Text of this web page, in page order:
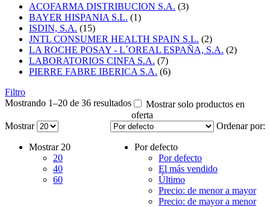
ACOFARMA DISTRIBUCION S.A. (3)
BAYER HISPANIA S.L. (1)
ISDIN, S.A. (15)
JNTL CONSUMER HEALTH SPAIN S.L. (2)
LA ROCHE POSAY - L´OREAL ESPAÑA, S.A. (2)
LABORATORIOS CINFA S.A. (7)
PIERRE FABRE IBERICA S.A. (6)
Filtro
Mostrando 1–20 de 36 resultados
Mostrar solo productos en
oferta
Ordenar por:
Por defecto
Por defecto
El más vendido
Último
Precio: de menor a mayor
Precio: de mayor a menor
Mostrar
Mostrar 20
20
40
60